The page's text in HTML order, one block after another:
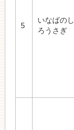
5
いなばのし
ろうさぎ